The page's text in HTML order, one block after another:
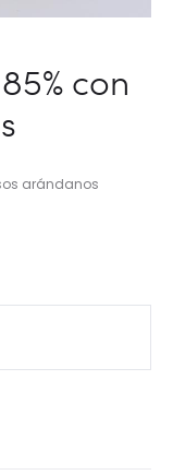
con
arándanos